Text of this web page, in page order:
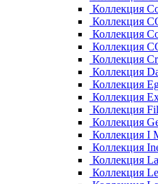
Коллекция
Коллекция
Коллекция
Коллекция
Коллекция
Коллекция
Коллекция
Коллекция
Коллекция
Коллекция
Коллекция I
Коллекция
Коллекция
Коллекция